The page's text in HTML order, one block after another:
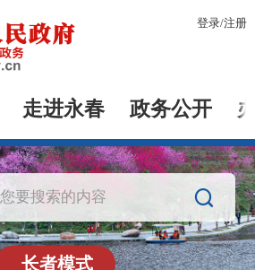
登录/注册
走进永春 政务公开

长者模式